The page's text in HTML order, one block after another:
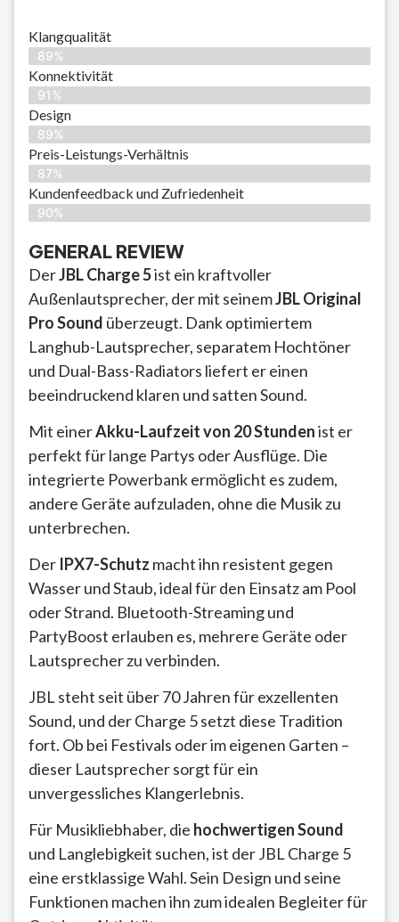
Klangqualität
89%
Konnektivität
91%
Design
89%
Preis-Leistungs-Verhältnis
87%
Kundenfeedback und Zufriedenheit
90%
GENERAL REVIEW
DerJBL Charge 5ist ein kraftvoller
Außenlautsprecher, der mit seinemJBL Original
Pro Sound überzeugt. Dank optimiertem
Langhub-Lautsprecher, separatem Hochtöner
und Dual-Bass-Radiators liefert er einen
beeindruckend klaren und satten Sound.
Mit einerAkku-Laufzeit von 20 Stundenist er
perfekt für lange Partys oder Ausflüge. Die
integrierte Powerbank ermöglicht es zudem,
andere Geräte aufzuladen, ohne die Musik zu
unterbrechen.
Der IPX7-Schutz macht ihn resistent gegen
Wasser und Staub, ideal für den Einsatz am Pool
oder Strand. Bluetooth-Streaming und
PartyBoost erlauben es, mehrere Geräte oder
Lautsprecher zu verbinden.
JBL steht seit über 70 Jahren für exzellenten
Sound, und der Charge 5 setzt diese Tradition
fort. Ob bei Festivals oder im eigenen Garten –
dieser Lautsprecher sorgt für ein
unvergessliches Klangerlebnis.
Für Musikliebhaber, die hochwertigen Sound
und Langlebigkeit suchen, ist der JBL Charge 5
eine erstklassige Wahl. Sein Design und seine
Funktionen machen ihn zum idealen Begleiter für